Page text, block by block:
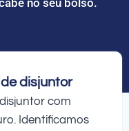
disjuntor
com
Identificamos